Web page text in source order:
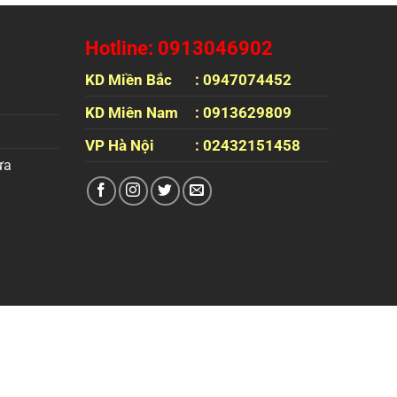
Hotline: 0913046902
KD Miền Bắc
: 0947074452
KD Miên Nam
: 0913629809
VP Hà Nội
: 02432151458